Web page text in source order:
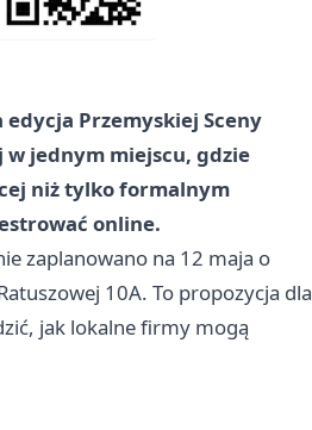
Przemyskiej Sceny
w jednym miejscu, gdzie
niż tylko formalnym
online.
zaplanowano na 12 maja o
10A. To propozycja dla
jak lokalne firmy mogą